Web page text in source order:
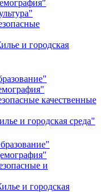
и городская
качественные
и городская среда"
и
и городская